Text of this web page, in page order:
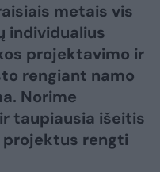
metais vis
individualius
projektavimo ir
rengiant namo
Norime
taupiausia išeitis
projektus rengti